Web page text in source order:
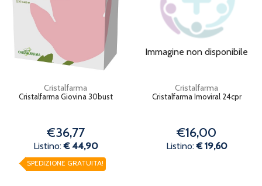
Cristalfarma
Cristalfarma Giovina 30bust
€36,77
Listino:€ 44,90
SPEDIZIONE GRATUITA!
Immagine non disponibile
Cristalfarma
Cristalfarma Imoviral 24cpr
€16,00
Listino:€ 19,60